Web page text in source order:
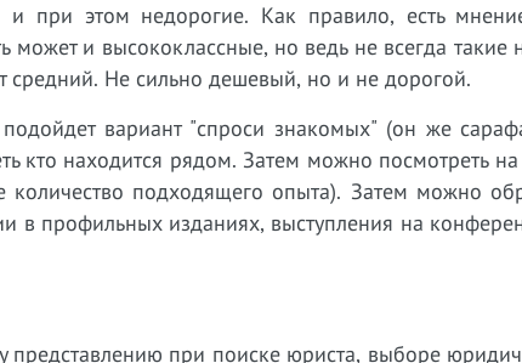
при этом недорогие. Как правило, есть
может и высококлассные, но ведь не всегда такие
Не сильно дешевый, но и не дорогой.
вариант "спроси знакомых" (он же
кто находится рядом. Затем можно посмотреть
количество подходящего опыта). Затем можно
в профильных изданиях, выступления на
представлению при поиске юриста, выборе